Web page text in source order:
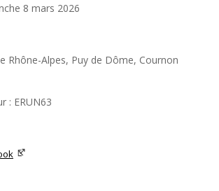
8 mars 2026
Rhône-Alpes, Puy de Dôme, Cournon
: ERUN63